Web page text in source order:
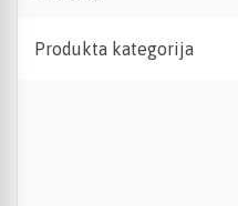
Produkta kategorija